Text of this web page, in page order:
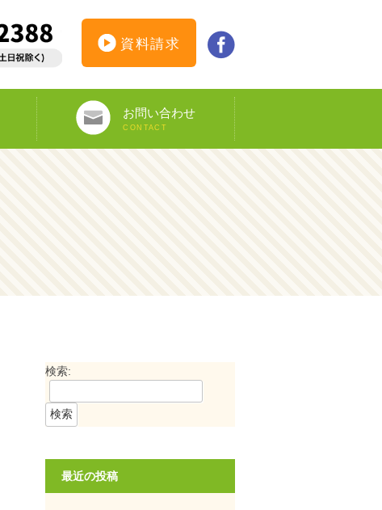
資料請求
お問い合わせ
CONTACT
カウンセリング予約
資料請求
オンライン申し込み
インターンシップ仮登録
ビザ申請サポート
DS-160
検索:
最近の投稿